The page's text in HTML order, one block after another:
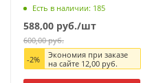
Есть в наличии: 185
588,00 руб./шт
600,00руб.
-2%
Экономия при заказе
на сайте 12,00руб.